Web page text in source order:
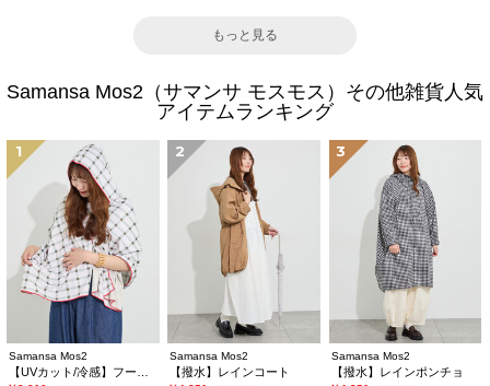
もっと見る
Samansa Mos2（サマンサ モスモス）その他雑貨人気
アイテムランキング
1
Samansa Mos2
2
Samansa Mos2
【撥水】レインコート
3
Samansa Mos2
【撥水】レインポンチョ